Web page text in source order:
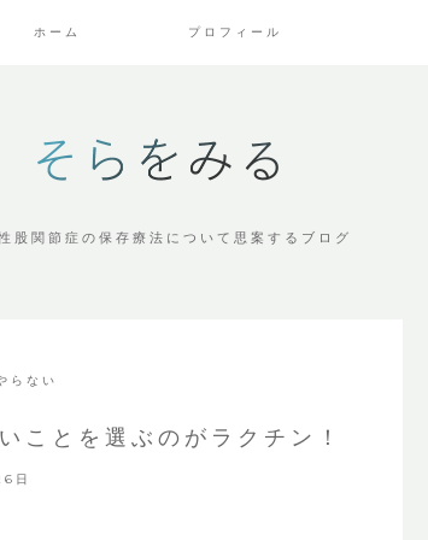
ホーム プロフィール
股関節症の保存療法について思案するブログ
らない
ことを選ぶのがラクチン！
日